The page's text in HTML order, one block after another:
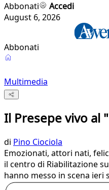
Abbonati
Accedi
August 6, 2026
Abbonati
Multimedia
Il Presepe vivo al
di Pino Ciociola
Emozionati, attori nati,
il centro di Riabilitazione
hanno messo in scena ieri